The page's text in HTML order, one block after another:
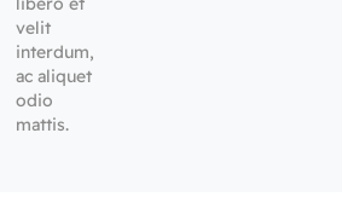
velit
interdum,
ac aliquet
odio
mattis.